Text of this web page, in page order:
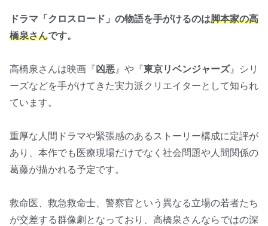
ドラマ「クロスロード」の物語を手がけるのは脚本家の高
橋泉さんです。
高橋泉さんは映画『凶悪 』や『東京リベンジャーズ』シリ
ーズなどを手がけてきた実力派クリエイターとして知られ
ています。
重厚な人間ドラマや緊張感のあるストーリー構成に定評が
あり、本作でも医療現場だけでなく社会問題や人間関係の
葛藤が描かれる予定です。
救命医、救急救命士、警察官という異なる立場の若者たち
が交差する群像劇となっており、高橋泉さんならではの深